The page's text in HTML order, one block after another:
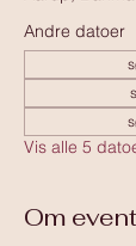
Andre datoer
Vis alle 5
Om